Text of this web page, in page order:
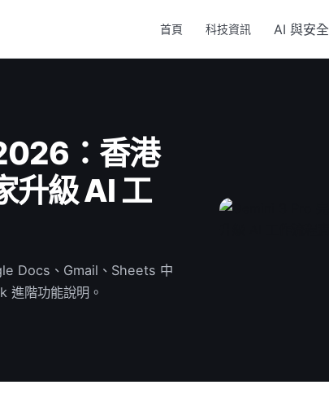
首頁 科技資訊 AI 與安全
：香港
級 AI 工
Docs、Gmail、Sheets 中
進階功能說明。